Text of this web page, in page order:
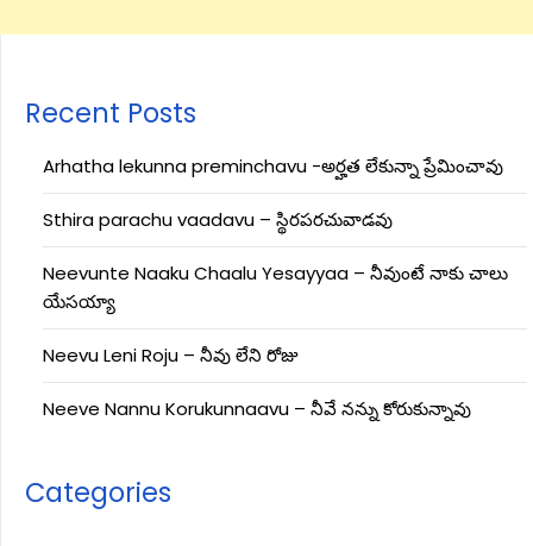
Recent Posts
Arhatha lekunna preminchavu -అర్హత లేకున్నా ప్రేమించావు
Sthira parachu vaadavu – స్థిరపరచువాడవు
Neevunte Naaku Chaalu Yesayyaa – నీవుంటే నాకు చాలు
యేసయ్యా
Neevu Leni Roju – నీవు లేని రోజు
Neeve Nannu Korukunnaavu – నీవే నన్ను కోరుకున్నావు
Categories